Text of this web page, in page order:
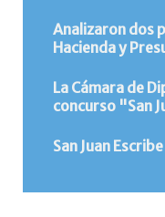
Analizaron dos
Hacienda y
La Cámara de
concurso "San
San Juan